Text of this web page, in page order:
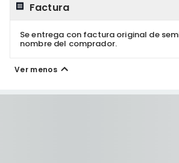
Factura
Se entrega con factura original de
nombre del comprador.
Ver menos